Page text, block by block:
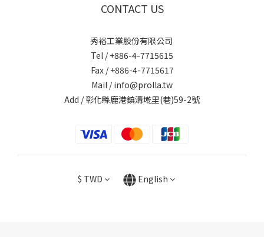
CONTACT US
秀裕工業股份有限公司
Tel / +886-4-7715615
Fax / +886-4-7715617
Mail / info@prolla.tw
Add / 彰化縣鹿港鎮溝墘里(巷)59-2號
$ TWD English